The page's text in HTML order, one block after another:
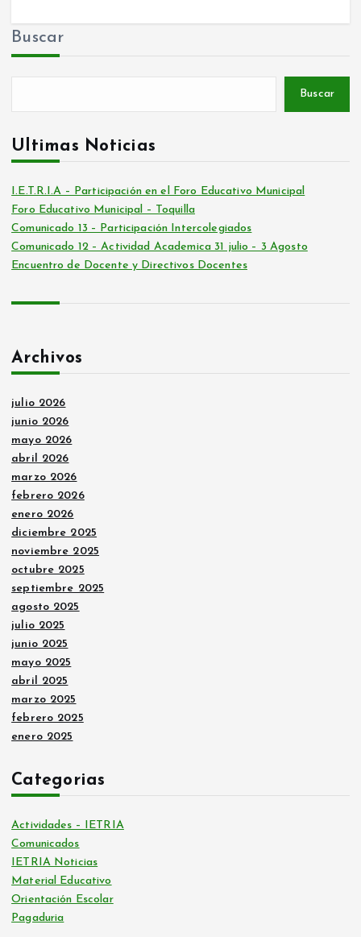
Buscar
Buscar
Ultimas Noticias
I.E.T.R.I.A – Participación en el Foro Educativo Municipal
Foro Educativo Municipal – Toquilla
Comunicado 13 – Participación Intercolegiados
Comunicado 12 – Actividad Academica 31 julio – 3 Agosto
Encuentro de Docente y Directivos Docentes
Archivos
julio 2026
junio 2026
mayo 2026
abril 2026
marzo 2026
febrero 2026
enero 2026
diciembre 2025
noviembre 2025
octubre 2025
septiembre 2025
agosto 2025
julio 2025
junio 2025
mayo 2025
abril 2025
marzo 2025
febrero 2025
enero 2025
Categorias
Actividades – IETRIA
Comunicados
IETRIA Noticias
Material Educativo
Orientación Escolar
Pagaduria